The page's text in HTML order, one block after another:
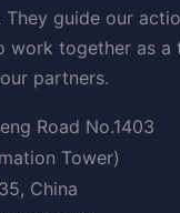
They guide our
work together as a
partners.
Road No.1403
Tower)
China